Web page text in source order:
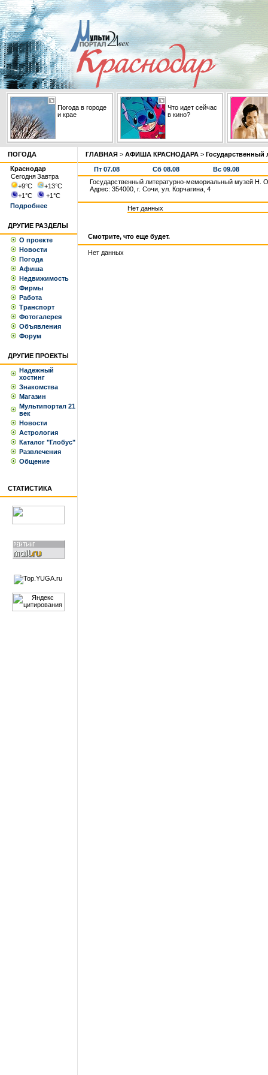
Погода в городе
и крае
Что идет сейчас
в кино?
ПОГОДА
Краснодар
СегодняЗавтра
+9°С +13°С
+1°С +1°С
Подробнее
ДРУГИЕ РАЗДЕЛЫ
О проекте
Новости
Погода
Афиша
Недвижимость
Фирмы
Работа
Транспорт
Фотогалерея
Объявления
Форум
ДРУГИЕ ПРОЕКТЫ
Надежный
хостинг
Знакомства
Магазин
Мультипортал 21
век
Новости
Астрология
Каталог "Глобус"
Развлечения
Общение
СТАТИСТИКА
ГЛАВНАЯ > АФИША КРАСНОДАРА > Государственный
Пт 07.08 Сб 08.08
Вс 09.08
Государственный литературно-мемориальный музей Н.
Адрес: 354000, г. Сочи, ул. Корчагина, 4
Нет данных
Смотрите, что еще будет.
Нет данных